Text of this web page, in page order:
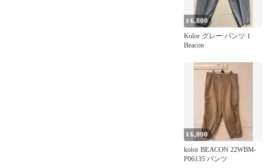
¥6,800
Kolor グレー パンツ 1
Beacon
¥6,000
kolor BEACON 22WBM-
P06135 パンツ